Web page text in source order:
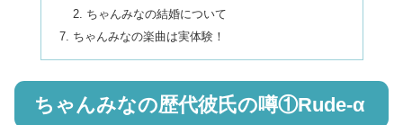
ちゃんみなの結婚について
ちゃんみなの楽曲は実体験！
ちゃんみなの歴代彼氏の噂①Rude-α